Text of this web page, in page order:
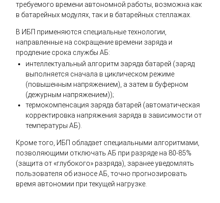
требуемого времени автономной работы, возможна как
в батарейных модулях, так и в батарейных стеллажах.
В ИБП применяются специальные технологии,
направленные на сокращение времени заряда и
продление срока службы АБ:
интеллектуальный алгоритм заряда батарей (заряд
выполняется сначала в циклическом режиме
(повышенным напряжением), а затем в буферном
(дежурным напряжением));
термокомпенсация заряда батарей (автоматическая
корректировка напряжения заряда в зависимости от
температуры АБ).
Кроме того, ИБП обладает специальными алгоритмами,
позволяющими отключать АБ при разряде на 80-85%
(защита от «глубокого» разряда), заранее уведомлять
пользователя об износе АБ, точно прогнозировать
время автономии при текущей нагрузке.